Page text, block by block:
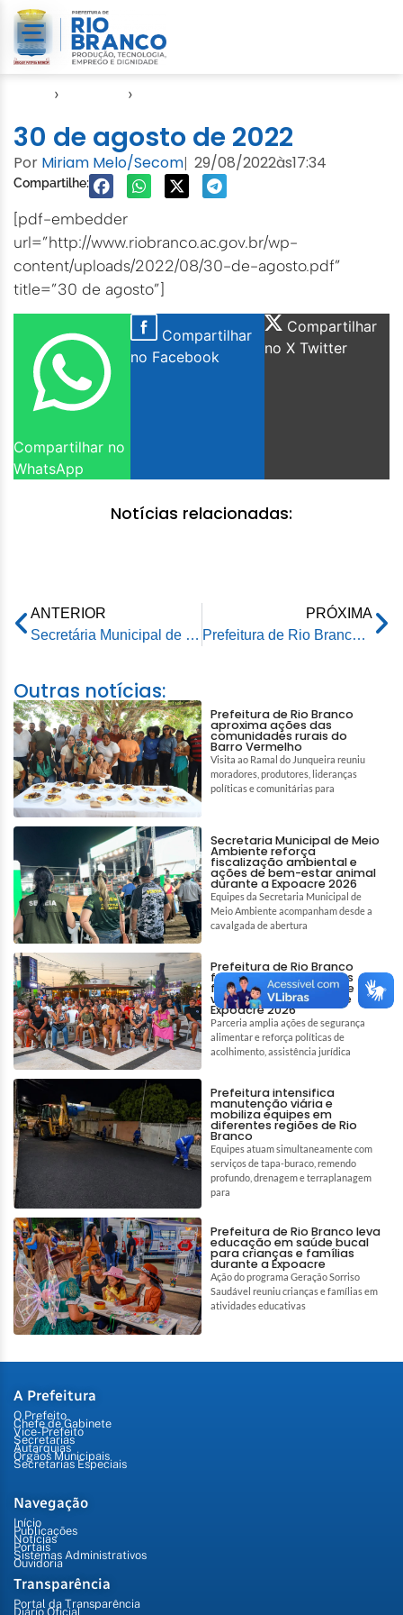
› ›
30 de agosto de 2022
Por Miriam Melo/Secom| 29/08/2022às17:34
Compartilhe:
[pdf-embedder
url=”http://www.riobranco.ac.gov.br/wp-
content/uploads/2022/08/30-de-agosto.pdf”
title=”30 de agosto”]
Compartilhar no
WhatsApp
Compartilhar
no Facebook
Compartilhar
no X Twitter
Notícias relacionadas:
ANTERIOR
Secretária Municipal de Educação visita unidades escolares que passam por manutenção
PRÓXIMA
Prefeitura de Rio Branco realiza últimos ajustes para a campanha do Setembro Amarelo
Outras notícias:
Prefeitura de Rio Branco
aproxima ações das
comunidades rurais do
Barro Vermelho
Visita ao Ramal do Junqueira reuniu
moradores, produtores, lideranças
políticas e comunitárias para
Secretaria Municipal de Meio
Ambiente reforça
fiscalização ambiental e
ações de bem-estar animal
durante a Expoacre 2026
Equipes da Secretaria Municipal de
Meio Ambiente acompanham desde a
cavalgada de abertura
Prefeitura de Rio Branco
fortalece assistência às
famílias em situação de
vulnerabilidade durante
Expoacre 2026
Parceria amplia ações de segurança
alimentar e reforça políticas de
acolhimento, assistência jurídica
Prefeitura intensifica
manutenção viária e
mobiliza equipes em
diferentes regiões de Rio
Branco
Equipes atuam simultaneamente com
serviços de tapa-buraco, remendo
profundo, drenagem e terraplanagem
para
Prefeitura de Rio Branco leva
educação em saúde bucal
para crianças e famílias
durante a Expoacre
Ação do programa Geração Sorriso
Saudável reuniu crianças e famílias em
atividades educativas
A Prefeitura
O Prefeito
Chefe de Gabinete
Vice-Prefeito
Secretarias
Autarquias
Órgãos Municipais
Secretarias Especiais
Navegação
Início
Publicações
Notícias
Portais
Sistemas Administrativos
Ouvidoria
Transparência
Portal da Transparência
Diário Oficial